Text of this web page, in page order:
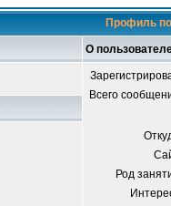
Профиль
О
Всего
Род